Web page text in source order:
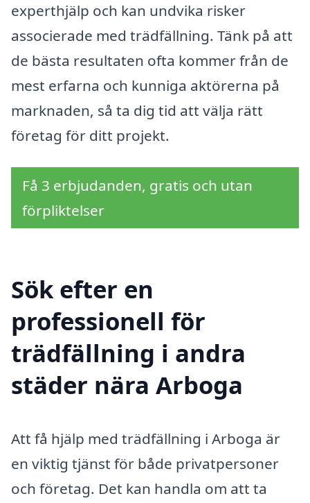
experthjälp och kan undvika risker
associerade med trädfällning. Tänk på att
de bästa resultaten ofta kommer från de
mest erfarna och kunniga aktörerna på
marknaden, så ta dig tid att välja rätt
företag för ditt projekt.
Få 3 erbjudanden, gratis och utan
förpliktelser
Sök efter en
professionell för
trädfällning i andra
städer nära Arboga
Att få hjälp med trädfällning i Arboga är
en viktig tjänst för både privatpersoner
och företag. Det kan handla om att ta